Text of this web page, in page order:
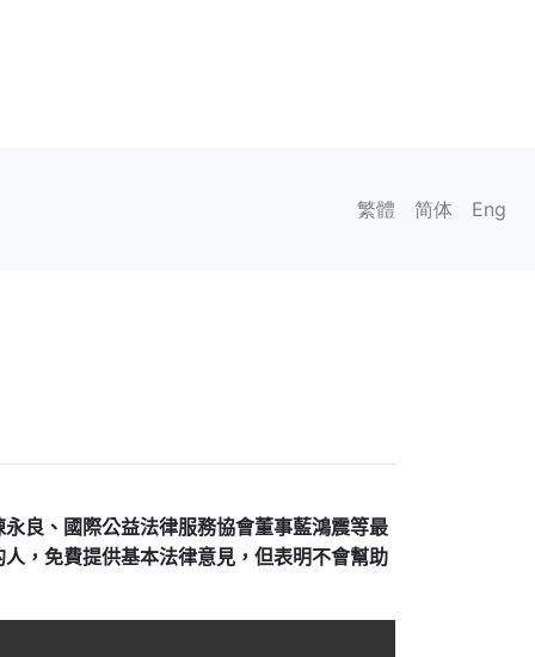
繁體
简体 Eng
良、國際公益法律服務協會董事藍鴻震等最
，免費提供基本法律意見，但表明不會幫助